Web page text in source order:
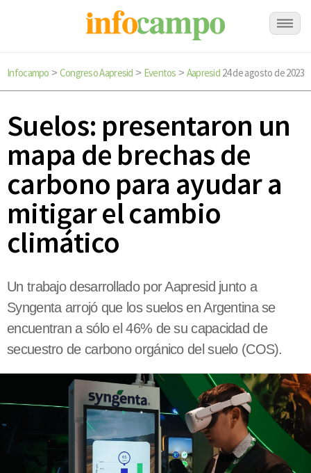
Infocampo > Congreso Aapresid > Eventos > Aapresid 24 de agosto de 2023
Suelos: presentaron un
mapa de brechas de
carbono para ayudar a
mitigar el cambio
climático
Un trabajo desarrollado por Aapresid junto a
Syngenta arrojó que los suelos en Argentina se
encuentran a sólo el 46% de su capacidad de
secuestro de carbono orgánico del suelo (COS).